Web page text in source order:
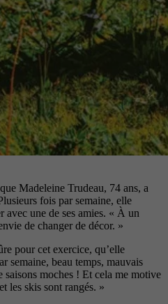
Madeleine Trudeau, 74 ans, a
fois par semaine, elle
avec une de ses amies. « À un
de changer de décor. »
pour cet exercice, qu’elle
semaine, beau temps, mauvais
saisons moches ! Et cela me motive
les skis sont rangés. »